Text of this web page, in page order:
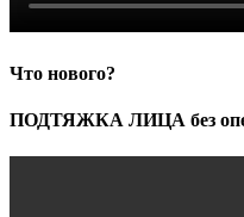
Что нового?
ПОДТЯЖКА ЛИЦА без